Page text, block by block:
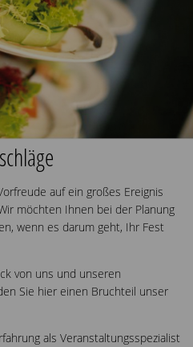
auf ein großes Ereignis
möchten Ihnen bei der Planung
wenn es darum geht, Ihr Fest
von uns und unseren
Sie hier einen Bruchteil unser
als Veranstaltungsspezialist